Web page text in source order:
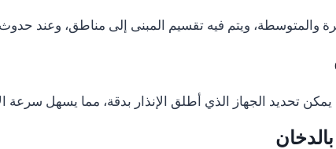
والمتوسطة، ويتم فيه تقسيم المبنى إلى مناطق، وعند
تحديد الجهاز الذي أطلق الإنذار بدقة، مما يسهل سرعة